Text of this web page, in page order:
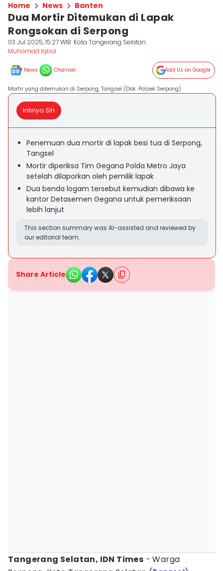
Home News Banten
Dua Mortir Ditemukan di Lapak
Rongsokan di Serpong
03 Jul 2025, 15:27 WIB Kota Tangerang Selatan
Muhamad Iqbal
News Channel Add Us on Google
Mortir yang ditemukan di Serpong, Tangsel (Dok. Polsek Serpong)
Intinya Sih
Penemuan dua mortir di lapak besi tua di Serpong,
Tangsel
Mortir diperiksa Tim Gegana Polda Metro Jaya
setelah dilaporkan oleh pemilik lapak
Dua benda logam tersebut kemudian dibawa ke
kantor Detasemen Gegana untuk pemeriksaan
lebih lanjut
This section summary was AI-assisted and reviewed by
our editorial team.
Share Article
Tangerang Selatan, IDN Times - Warga